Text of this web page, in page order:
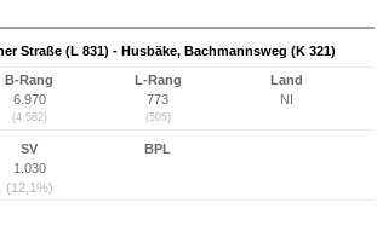
Straße (L 831) - Husbäke, Bachmannsweg (K 321)
B-Rang
6.970
(4.582)
L-Rang
773
(505)
Land
NI
SV
1.030
(12,1%)
BPL